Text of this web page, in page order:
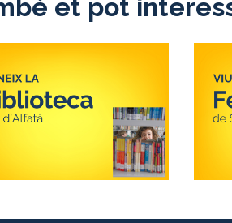
et pot